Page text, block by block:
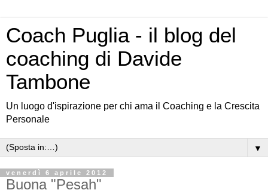
Coach Puglia - il blog del
coaching di Davide
Tambone
Un luogo d'ispirazione per chi ama il Coaching e la Crescita
Personale
▼
venerdì 6 aprile 2012
Buona "Pesah"